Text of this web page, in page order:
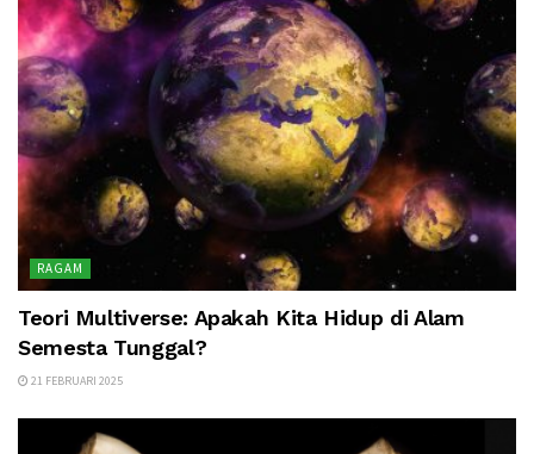
RAGAM
Teori Multiverse: Apakah Kita Hidup di Alam
Semesta Tunggal?
21 FEBRUARI 2025